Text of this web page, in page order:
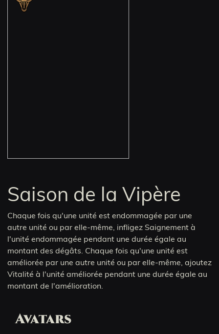
Saison de la Vipère
Chaque fois qu'une unité est endommagée par une
autre unité ou par elle-même, infligez Saignement à
l'unité endommagée pendant une durée égale au
montant des dégâts. Chaque fois qu'une unité est
améliorée par une autre unité ou par elle-même, ajoutez
Vitalité à l'unité améliorée pendant une durée égale au
montant de l'amélioration.
Avatars